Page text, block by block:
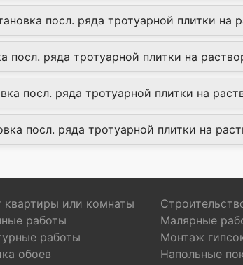
посл. ряда тротуарной плитки на
посл. ряда тротуарной плитки на
посл. ряда тротуарной плитки на
посл. ряда тротуарной плитки на
квартиры или комнаты
работы
Малярные
работы
Монтаж
обоев
Напольные